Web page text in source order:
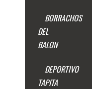
BORRACHOS
DEL
BALON
DEPORTIVO
TAPITA